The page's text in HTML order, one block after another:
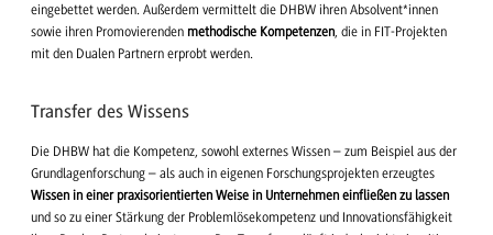
eingebettet werden. Außerdem vermittelt die DHBW ihren Absolvent*innen
sowie ihren Promovierenden methodische Kompetenzen, die in FIT-Projekten
mit den Dualen Partnern erprobt werden.
Transfer des Wissens
Die DHBW hat die Kompetenz, sowohl externes Wissen – zum Beispiel aus der
Grundlagenforschung – als auch in eigenen Forschungsprojekten erzeugtes
Wissen in einer praxisorientierten Weise in Unternehmen einfließen zu lassen
und so zu einer Stärkung der Problemlösekompetenz und Innovationsfähigkeit